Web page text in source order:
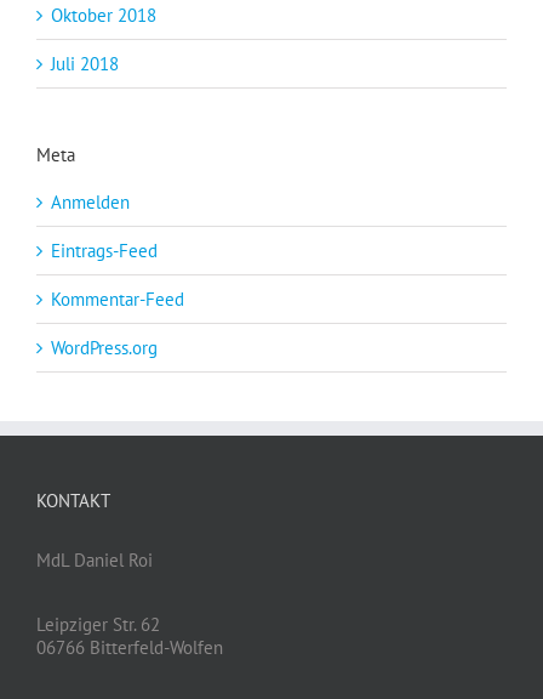
Oktober 2018
Juli 2018
Meta
Anmelden
Eintrags-Feed
Kommentar-Feed
WordPress.org
KONTAKT
MdL Daniel Roi
Leipziger Str. 62
06766 Bitterfeld-Wolfen